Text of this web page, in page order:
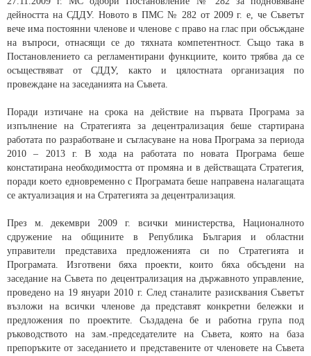
дейността на СДДУ. Новото в ПМС № 282 от 2009 г. е, че Съветът
вече има постоянни членове и членове с право на глас при обсъждане
на въпроси, отнасящи се до тяхната компетентност. Също така в
Постановлението са регламентирани функциите, които трябва да се
осъществяват от СДДУ, както и цялостната организация по
провеждане на заседанията на Съвета.
Поради изтичане на срока на действие на първата Програма за
изпълнение на Стратегията за децентрализация беше стартирана
работата по разработване и съгласуване на нова Програма за периода
2010 – 2013 г. В хода на работата по новата Програма беше
констатирана необходимостта от промяна и в действащата Стратегия,
поради което едновременно с Програмата беше направена налагащата
се актуализация и на Стратегията за децентрализация.
През м. декември 2009 г. всички министерства, Националното
сдружение на общините в Република България и областни
управители представиха предложенията си по Стратегията и
Програмата. Изготвени бяха проекти, които бяха обсъдени на
заседание на Съвета по децентрализация на държавното управление,
проведено на 19 януари 2010 г. След станалите разисквания Съветът
възложи на всички членове да представят конкретни бележки и
предложения по проектите. Създадена бе и работна група под
ръководството на зам.-председателите на Съвета, която на база
препоръките от заседанието и представените от членовете на Съвета